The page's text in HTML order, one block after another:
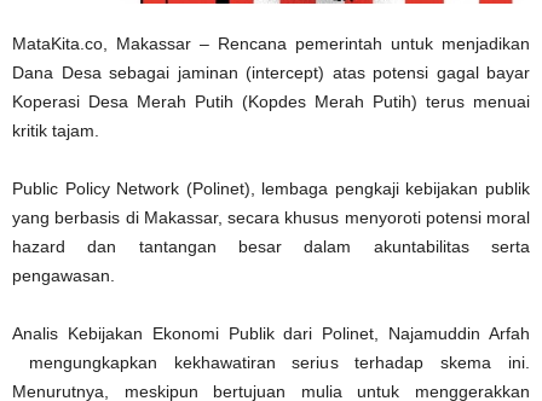
MataKita.co, Makassar – Rencana pemerintah untuk menjadikan
Dana Desa sebagai jaminan (intercept) atas potensi gagal bayar
Koperasi Desa Merah Putih (Kopdes Merah Putih) terus menuai
kritik tajam.
Public Policy Network (Polinet), lembaga pengkaji kebijakan publik
yang berbasis di Makassar, secara khusus menyoroti potensi moral
hazard dan tantangan besar dalam akuntabilitas serta
pengawasan.
Analis Kebijakan Ekonomi Publik dari Polinet, Najamuddin Arfah
mengungkapkan kekhawatiran serius terhadap skema ini.
Menurutnya, meskipun bertujuan mulia untuk menggerakkan